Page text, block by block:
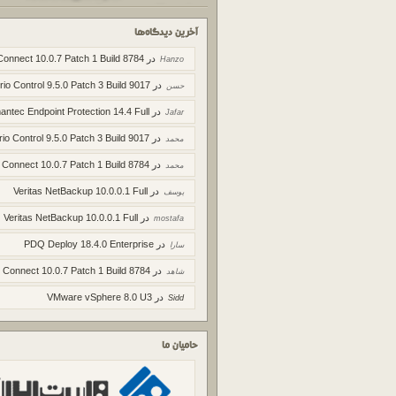
آخرین دیدگاه‌ها
Hanzo در 10.0.7 Patch 1 Build 8784
حسن در Control 9.5.0 Patch 3 Build 9017
Jafar در Endpoint Protection 14.4 Full
محمد در Control 9.5.0 Patch 3 Build 9017
محمد در Connect 10.0.7 Patch 1 Build 8784
یوسف در Veritas NetBackup 10.0.0.1 Full
mostafa در Veritas NetBackup 10.0.0.1 Full
سارا در PDQ Deploy 18.4.0 Enterprise
شاهد در Connect 10.0.7 Patch 1 Build 8784
Sidd در VMware vSphere 8.0 U3
حامیان ما